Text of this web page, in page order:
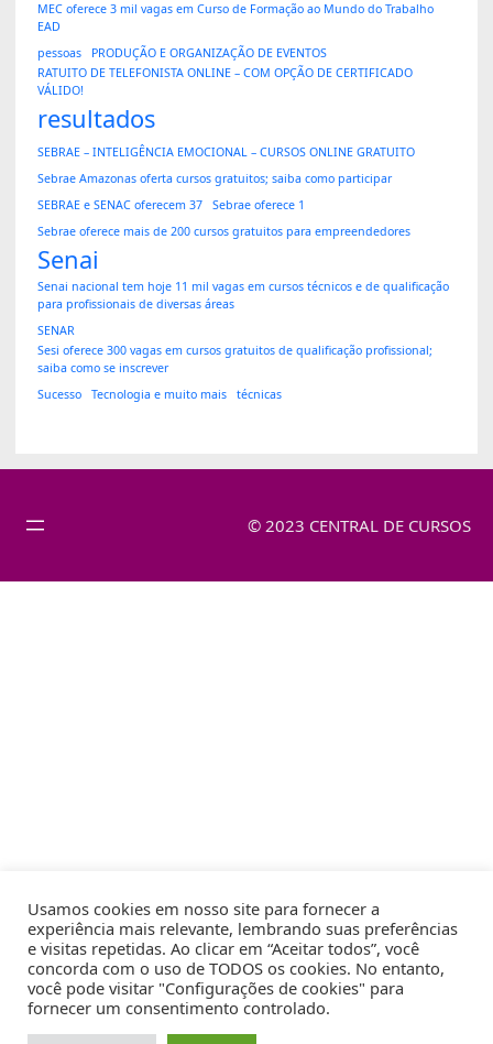
MEC oferece 3 mil vagas em Curso de Formação ao Mundo do Trabalho
EAD
pessoas
PRODUÇÃO E ORGANIZAÇÃO DE EVENTOS
RATUITO DE TELEFONISTA ONLINE – COM OPÇÃO DE CERTIFICADO
VÁLIDO!
resultados
SEBRAE – INTELIGÊNCIA EMOCIONAL – CURSOS ONLINE GRATUITO
Sebrae Amazonas oferta cursos gratuitos; saiba como participar
SEBRAE e SENAC oferecem 37
Sebrae oferece 1
Sebrae oferece mais de 200 cursos gratuitos para empreendedores
Senai
Senai nacional tem hoje 11 mil vagas em cursos técnicos e de qualificação
para profissionais de diversas áreas
SENAR
Sesi oferece 300 vagas em cursos gratuitos de qualificação profissional;
saiba como se inscrever
Sucesso
Tecnologia e muito mais técnicas
© 2023 CENTRAL DE CURSOS
Usamos cookies em nosso site para fornecer a
experiência mais relevante, lembrando suas preferências
e visitas repetidas. Ao clicar em “Aceitar todos”, você
concorda com o uso de TODOS os cookies. No entanto,
você pode visitar "Configurações de cookies" para
fornecer um consentimento controlado.